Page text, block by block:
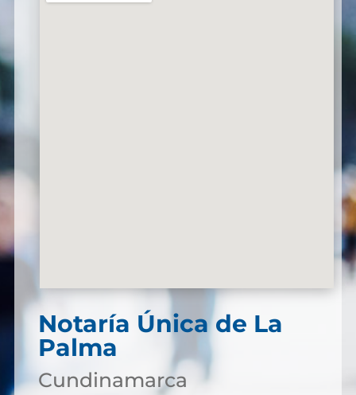
Notaría Única de La
Palma
Cundinamarca